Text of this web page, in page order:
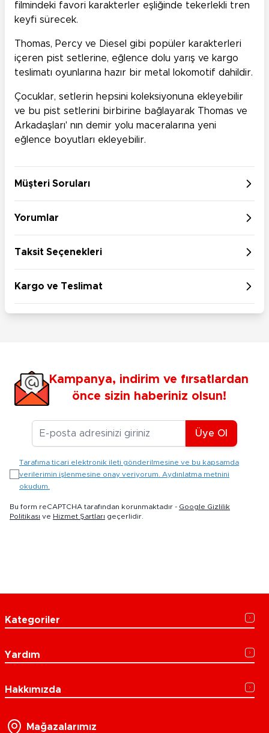
filmindeki favori karakterler eşliğinde tekerlekli tren
keyfi sürecek.
Thomas, Percy ve Diesel gibi popüler karakterleri
içeren pist setlerine, eğlence dolu yarış ve kargo
teslimatı oyunlarına hazır bir metal lokomotif dahildir.
Çocuklar, setlerin hepsini koleksiyonuna ekleyebilir
ve bu pist setlerini birbirine bağlayarak Thomas ve
Arkadaşları' nın demir yolu maceralarına yeni
eğlence boyutları ekleyebilir.
Müşteri Soruları
Yorumlar
Taksit Seçenekleri
Kargo ve Teslimat
Kampanya, indirim ve fırsatlardan
önce sizin haberiniz olsun!
E-posta Adresiniz
Üye Ol
Tarafıma ticari elektronik ileti gönderilmesine ve bu kapsamda
verilerimin işlenmesine onay veriyorum. Aydınlatma metnini
okudum.
Bu form reCAPTCHA tarafından korunmaktadır - Google Gizlilik
Politikası ve Hizmet Şartları geçerlidir.
Kategoriler
Yardım
Hakkımızda
Mağazalarımız